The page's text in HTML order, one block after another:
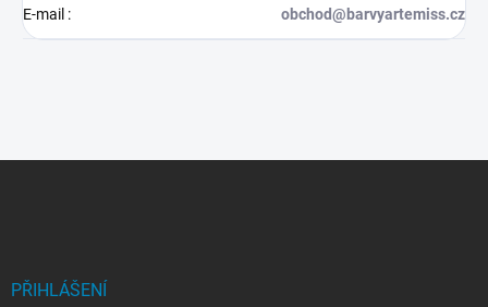
E-mail : obchod@barvyartemiss.cz
PŘIHLÁŠENÍ